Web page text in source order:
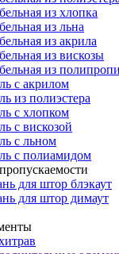
из хлопка
из льна
из акрила
из вискозы
из
с акрилом
из полиэстера
с хлопком
с вискозой
с льном
с полиамидом
для штор блэкаут
для штор димаут